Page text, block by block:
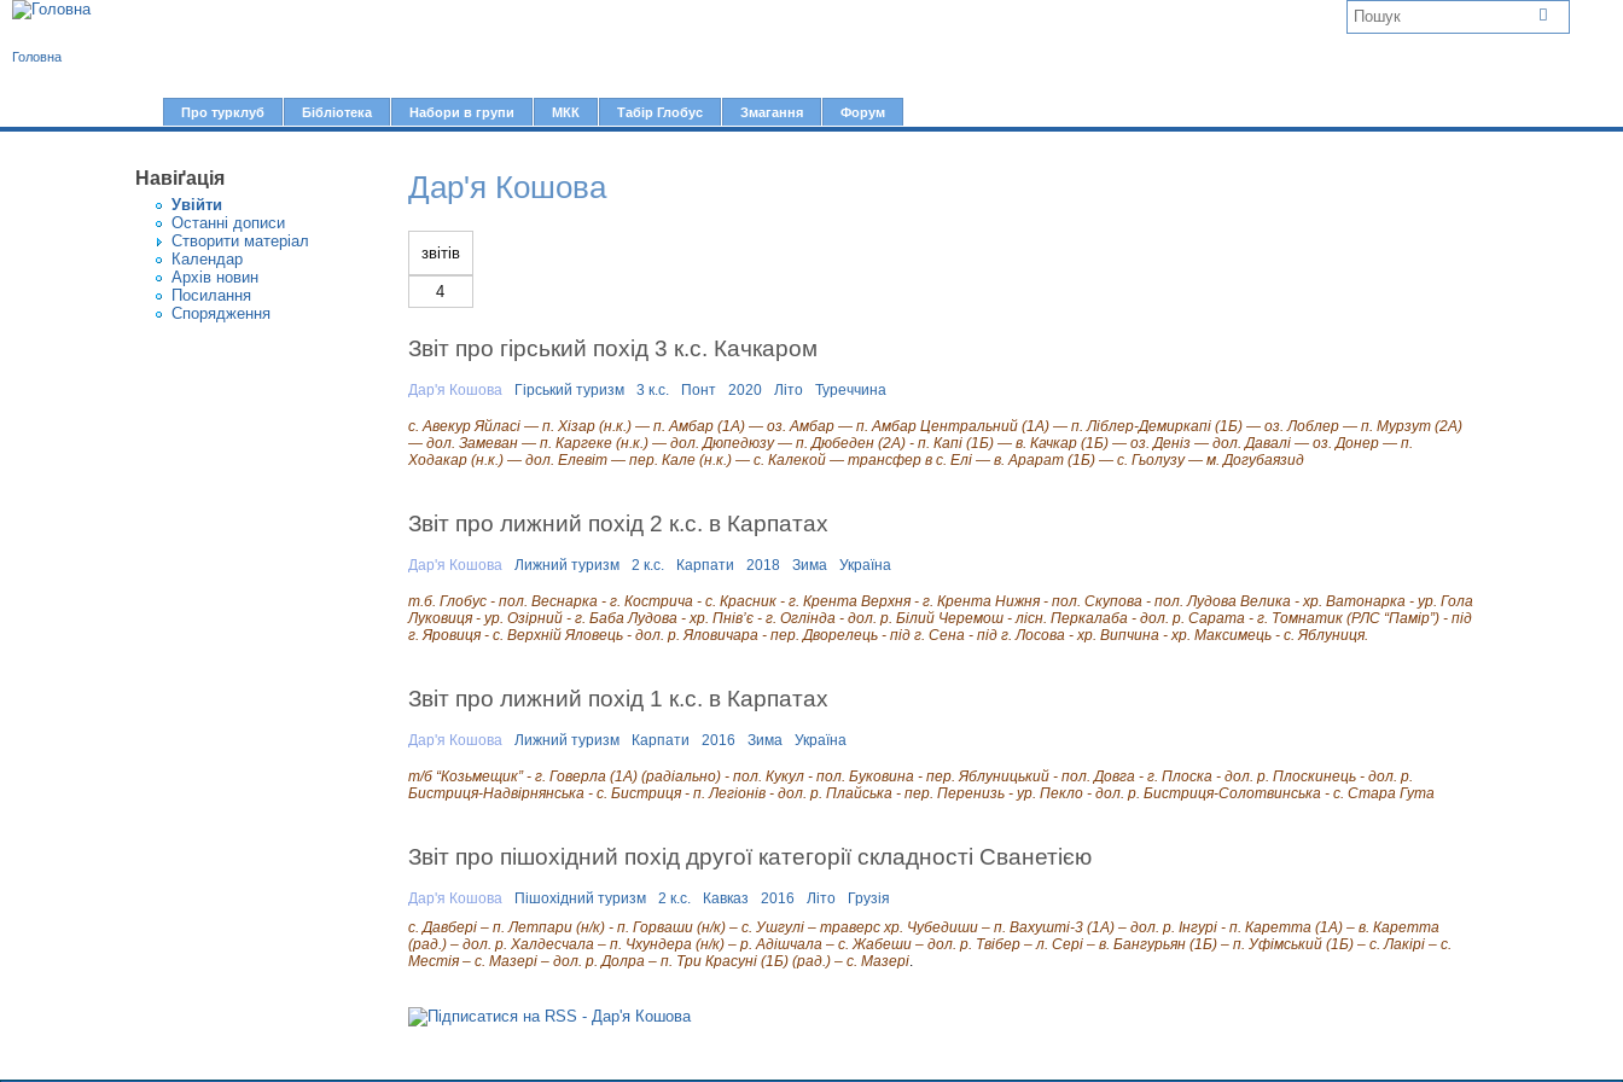
л
о
в
н
Про турклуб Бібліотека Набори в групи МКК Табір Глобус Змагання Форум
Головна
Навіґація
Увiйти
Останні дописи
Створити матерiал
Календар
Архів новин
Посилання
Спорядження
Дар'я Кошова
звітів
4
Звіт про гірський похід 3 к.с. Качкаром
Дар'я Кошова Гірський туризм 3 к.с. Понт 2020 Літо Туреччина
с. Авекур Яйласі — п. Хізар (н.к.) — п. Амбар (1А) — оз. Амбар — п. Амбар Центральний (1А) — п. Ліблер-Демиркапі (1Б) — оз. Лоблер — п. Мурзут (2А)
— дол. Замеван — п. Каргеке (н.к.) — дол. Дюпедюзу — п. Дюбеден (2А) - п. Капі (1Б) — в. Качкар (1Б) — оз. Деніз — дол. Давалі — оз. Донер — п.
Ходакар (н.к.) — дол. Елевіт — пер. Кале (н.к.) — с. Калекой — трансфер в с. Елі — в. Арарат (1Б) — с. Гьолузу — м. Догубаязид
Звіт про лижний похід 2 к.с. в Карпатах
Дар'я Кошова Лижний туризм 2 к.с. Карпати 2018 Зима Україна
т.б. Глобус - пол. Веснарка - г. Кострича - с. Красник - г. Крента Верхня - г. Крента Нижня - пол. Скупова - пол. Лудова Велика - хр. Ватонарка - ур. Гола
Луковиця - ур. Озірний - г. Баба Лудова - хр. Пнів’є - г. Оглінда - дол. р. Білий Черемош - лісн. Перкалаба - дол. р. Сарата - г. Томнатик (РЛС “Памір”) - під
г. Яровиця - с. Верхній Яловець - дол. р. Яловичара - пер. Дворелець - під г. Сена - під г. Лосова - хр. Випчина - хр. Максимець - с. Яблуниця.
Звіт про лижний похід 1 к.с. в Карпатах
Дар'я Кошова Лижний туризм Карпати 2016 Зима Україна
т/б “Козьмещик” - г. Говерла (1А) (радіально) - пол. Кукул - пол. Буковина - пер. Яблуницький - пол. Довга - г. Плоска - дол. р. Плоскинець - дол. р.
Бистриця-Надвірнянська - с. Бистриця - п. Легіонів - дол. р. Плайська - пер. Перенизь - ур. Пекло - дол. р. Бистриця-Солотвинська - с. Стара Гута
Звіт про пішохідний похід другої категорії складності Сванетією
Дар'я Кошова Пішохідний туризм 2 к.с. Кавказ 2016 Літо
Грузія
с. Давбері – п. Летпари (н/к) - п. Горваши (н/к) – с. Ушгулі – траверс хр. Чубедиши – п. Вахушті-3 (1А) – дол. р. Інгурі - п. Каретта (1А) – в. Каретта
(рад.) – дол. р. Халдесчала – п. Чхундера (н/к) – р. Адішчала – с. Жабеши – дол. р. Твібер – л. Сері – в. Бангурьян (1Б) – п. Уфімський (1Б) – с. Лакірі – с.
Местія – с. Мазері – дол. р. Долра – п. Три Красуні (1Б) (рад.) – с. Мазері.